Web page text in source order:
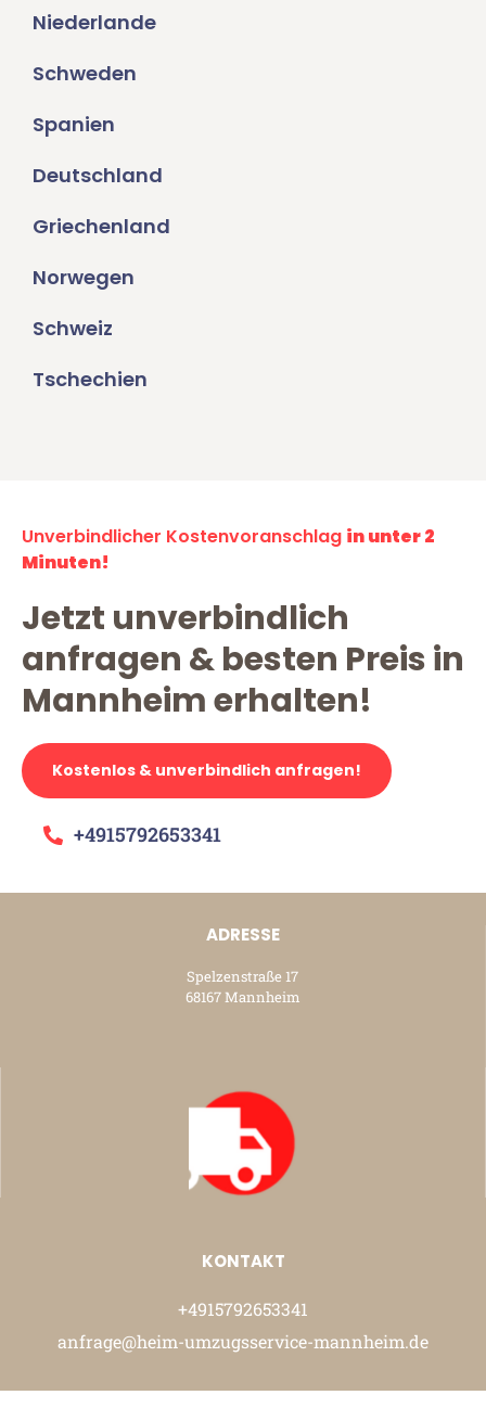
Niederlande
Schweden
Spanien
Deutschland
Griechenland
Norwegen
Schweiz
Tschechien
Unverbindlicher Kostenvoranschlag in unter 2
Minuten!
Jetzt unverbindlich
anfragen & besten Preis in
Mannheim erhalten!
Kostenlos & unverbindlich anfragen!
+4915792653341
ADRESSE
Spelzenstraße 17
68167 Mannheim
KONTAKT
+4915792653341
anfrage@heim-umzugsservice-mannheim.de